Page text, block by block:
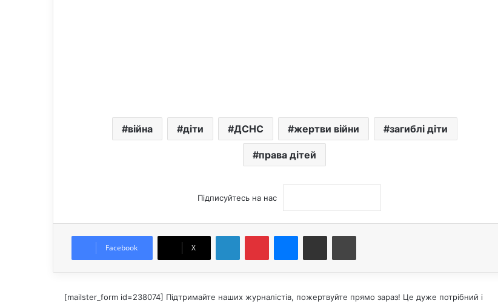
війна діти ДСНС жертви війни загиблі діти
права дітей
Підписуйтесь на нас
Facebook X
Поділитися електронною поштою
[mailster_form id=238074] Підтримайте наших журналістів, пожертвуйте прямо зараз! Це дуже потрібний і